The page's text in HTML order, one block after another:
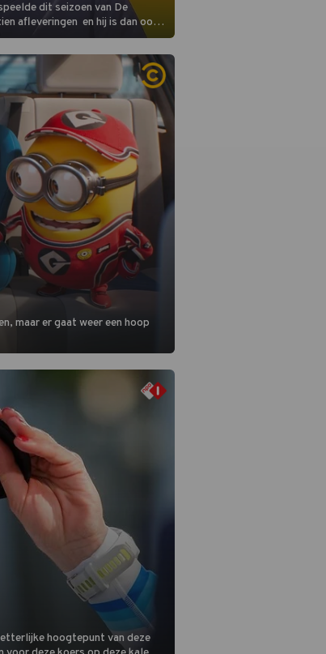
dit seizoen van De
afleveringen en hij is dan ook
En er is
komiek Soundos El Ahmadi
maar er gaat weer een hoop
hoogtepunt van deze